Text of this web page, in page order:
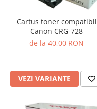
Cartus toner compatibil
Canon CRG-728
de la 40,00 RON
VEZI VARIANTE